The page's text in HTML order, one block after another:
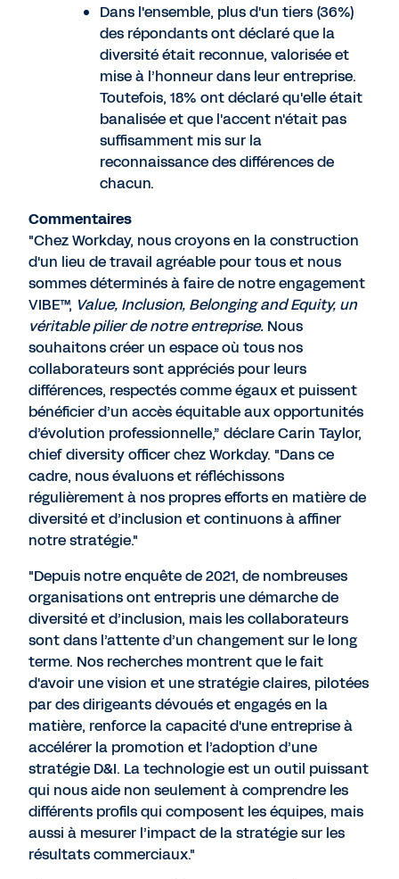
Dans l'ensemble, plus d'un tiers (36%)
des répondants ont déclaré que la
diversité était reconnue, valorisée et
mise à l’honneur dans leur entreprise.
Toutefois, 18% ont déclaré qu'elle était
banalisée et que l'accent n'était pas
suffisamment mis sur la
reconnaissance des différences de
chacun.
Commentaires
"Chez Workday, nous croyons en la construction
d'un lieu de travail agréable pour tous et nous
sommes déterminés à faire de notre engagement
VIBE™, Value, Inclusion, Belonging and Equity, un
véritable pilier de notre entreprise. Nous
souhaitons créer un espace où tous nos
collaborateurs sont appréciés pour leurs
différences, respectés comme égaux et puissent
bénéficier d’un accès équitable aux opportunités
d’évolution professionnelle,” déclare Carin Taylor,
chief diversity officer chez Workday. "Dans ce
cadre, nous évaluons et réfléchissons
régulièrement à nos propres efforts en matière de
diversité et d’inclusion et continuons à affiner
notre stratégie."
"Depuis notre enquête de 2021, de nombreuses
organisations ont entrepris une démarche de
diversité et d’inclusion, mais les collaborateurs
sont dans l’attente d’un changement sur le long
terme. Nos recherches montrent que le fait
d'avoir une vision et une stratégie claires, pilotées
par des dirigeants dévoués et engagés en la
matière, renforce la capacité d'une entreprise à
accélérer la promotion et l’adoption d’une
stratégie D&I. La technologie est un outil puissant
qui nous aide non seulement à comprendre les
différents profils qui composent les équipes, mais
aussi à mesurer l’impact de la stratégie sur les
résultats commerciaux."